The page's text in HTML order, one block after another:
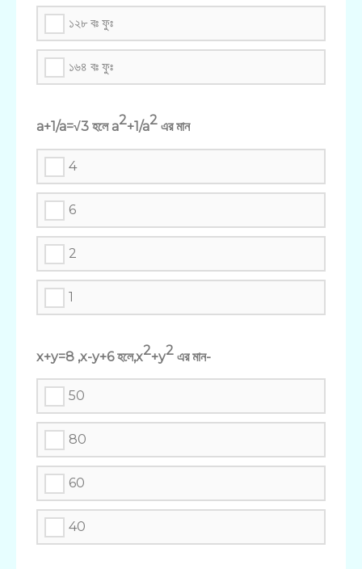
১২৮ বঃ ফুঃ
১৬৪ বঃ ফুঃ
a+1/a=√3 হলে a2+1/a2 এর মান
4
6
2
1
x+y=8 ,x-y+6 হলে,x2+y2 এর মান-
50
80
60
40